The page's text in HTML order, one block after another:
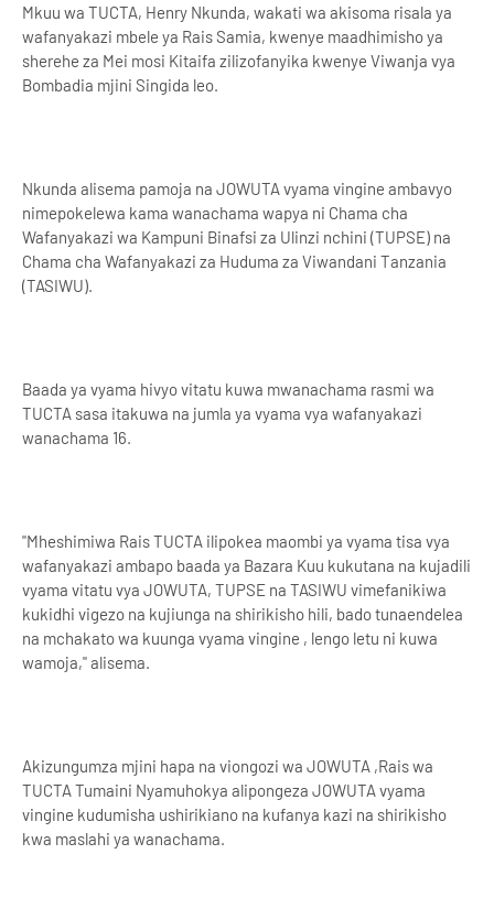
Mkuu wa TUCTA, Henry Nkunda, wakati wa akisoma risala ya
wafanyakazi mbele ya Rais Samia, kwenye maadhimisho ya
sherehe za Mei mosi Kitaifa zilizofanyika kwenye Viwanja vya
Bombadia mjini Singida leo.
Nkunda alisema pamoja na JOWUTA vyama vingine ambavyo
nimepokelewa kama wanachama wapya ni Chama cha
Wafanyakazi wa Kampuni Binafsi za Ulinzi nchini (TUPSE) na
Chama cha Wafanyakazi za Huduma za Viwandani Tanzania
(TASIWU).
Baada ya vyama hivyo vitatu kuwa mwanachama rasmi wa
TUCTA sasa itakuwa na jumla ya vyama vya wafanyakazi
wanachama 16.
"Mheshimiwa Rais TUCTA ilipokea maombi ya vyama tisa vya
wafanyakazi ambapo baada ya Bazara Kuu kukutana na kujadili
vyama vitatu vya JOWUTA, TUPSE na TASIWU vimefanikiwa
kukidhi vigezo na kujiunga na shirikisho hili, bado tunaendelea
na mchakato wa kuunga vyama vingine , lengo letu ni kuwa
wamoja," alisema.
Akizungumza mjini hapa na viongozi wa JOWUTA ,Rais wa
TUCTA Tumaini Nyamuhokya alipongeza JOWUTA vyama
vingine kudumisha ushirikiano na kufanya kazi na shirikisho
kwa maslahi ya wanachama.